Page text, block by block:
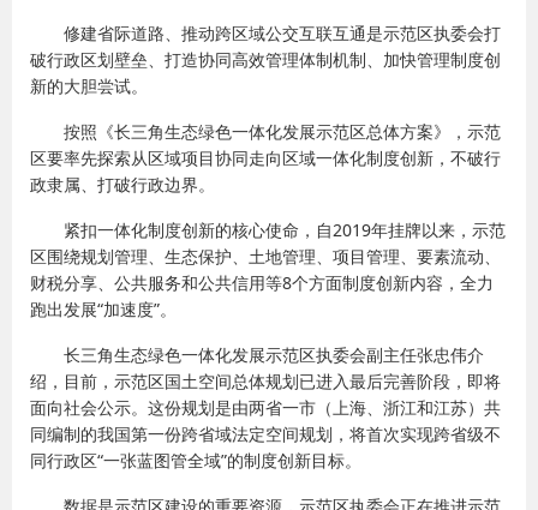
修建省际道路、推动跨区域公交互联互通是示范区执委会打
破行政区划壁垒、打造协同高效管理体制机制、加快管理制度创
新的大胆尝试。
按照《长三角生态绿色一体化发展示范区总体方案》，示范
区要率先探索从区域项目协同走向区域一体化制度创新，不破行
政隶属、打破行政边界。
紧扣一体化制度创新的核心使命，自2019年挂牌以来，示范
区围绕规划管理、生态保护、土地管理、项目管理、要素流动、
财税分享、公共服务和公共信用等8个方面制度创新内容，全力
跑出发展“加速度”。
长三角生态绿色一体化发展示范区执委会副主任张忠伟介
绍，目前，示范区国土空间总体规划已进入最后完善阶段，即将
面向社会公示。这份规划是由两省一市（上海、浙江和江苏）共
同编制的我国第一份跨省域法定空间规划，将首次实现跨省级不
同行政区“一张蓝图管全域”的制度创新目标。